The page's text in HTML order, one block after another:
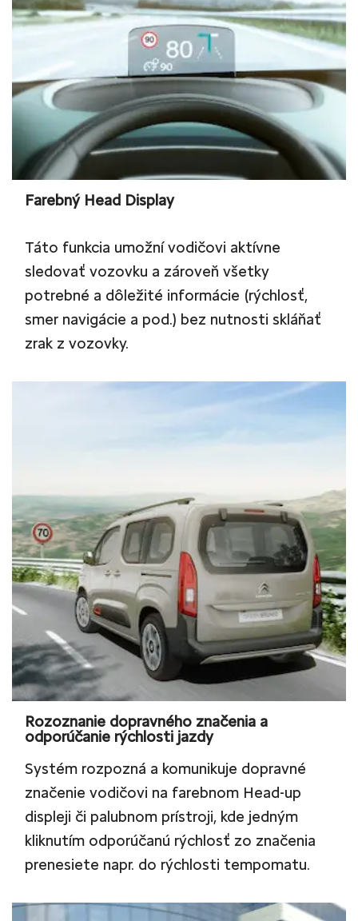
Farebný Head Display
Táto funkcia umožní vodičovi aktívne
sledovať vozovku a zároveň všetky
potrebné a dôležité informácie (rýchlosť,
smer navigácie a pod.) bez nutnosti skláňať
zrak z vozovky.
Rozoznanie dopravného značenia a
odporúčanie rýchlosti jazdy
Systém rozpozná a komunikuje dopravné
značenie vodičovi na farebnom Head-up
displeji či palubnom prístroji, kde jedným
kliknutím odporúčanú rýchlosť zo značenia
prenesiete napr. do rýchlosti tempomatu.